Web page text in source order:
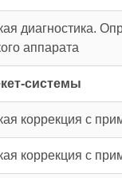
диагностика.
аппарата
системы
коррекция с
коррекция с